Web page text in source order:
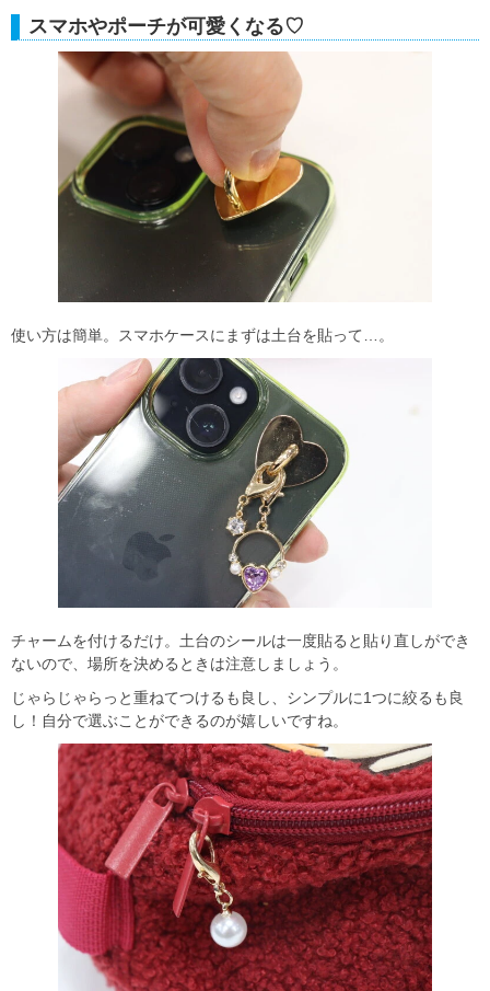
スマホやポーチが可愛くなる♡
使い方は簡単。スマホケースにまずは土台を貼って…。
チャームを付けるだけ。土台のシールは一度貼ると貼り直しができ
ないので、場所を決めるときは注意しましょう。
じゃらじゃらっと重ねてつけるも良し、シンプルに1つに絞るも良
し！自分で選ぶことができるのが嬉しいですね。